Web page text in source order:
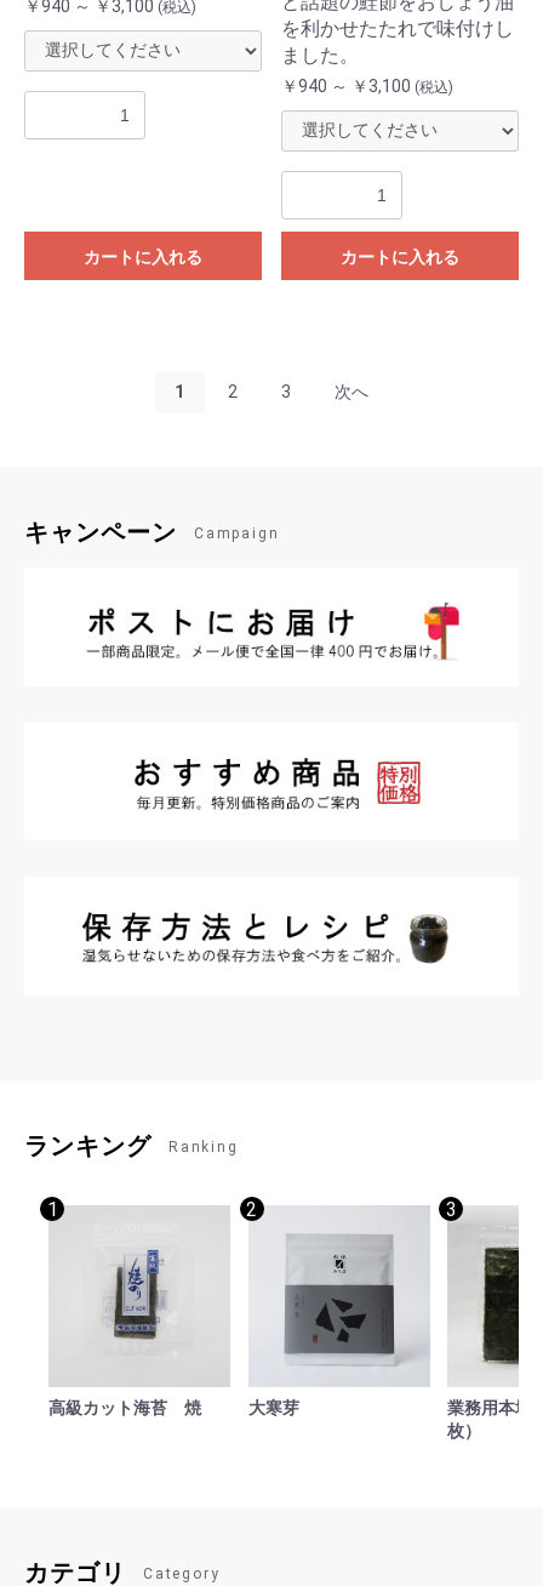
￥940 ～ ￥3,100 (税込)
カートに入れる
を利かせたたれで味付けし
ました。
￥940 ～ ￥3,100 (税込)
カートに入れる
1 2 3 次へ
キャンペーン Campaign
ランキング Ranking
1
高級カット海苔 焼
2
大寒芽
3
業務用本場
枚）
カテゴリ Category